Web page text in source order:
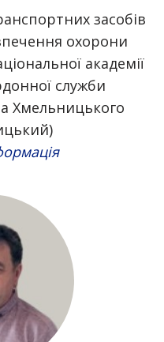
засобів
охорони
академії
служби
Хмельницького